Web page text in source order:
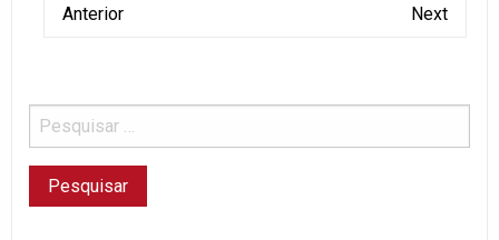
Anterior Next